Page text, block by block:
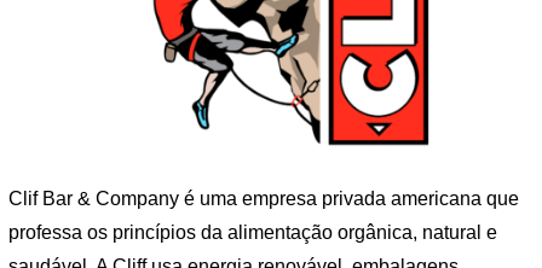
Clif Bar & Company é uma empresa privada americana que
professa os princípios da alimentação orgânica, natural e